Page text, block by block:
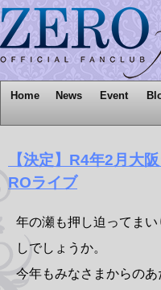
Home News Event
【決定】R4年2月大
ROライブ
年の瀬も押し迫ってま
しでしょうか。
今年もみなさまからの